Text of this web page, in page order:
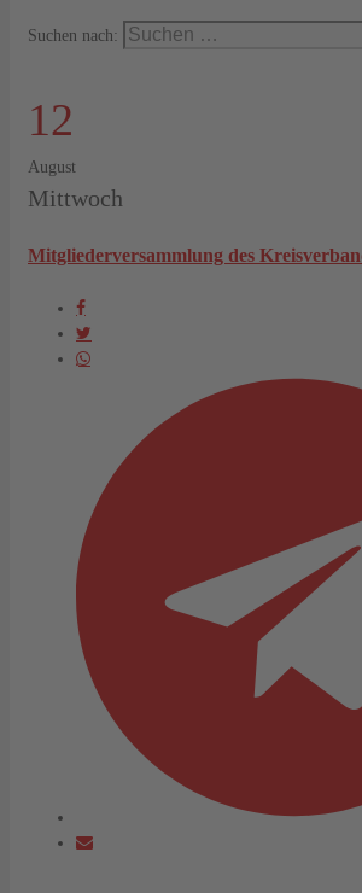
Suchen nach:
12
August
Mittwoch
Mitgliederversammlung des